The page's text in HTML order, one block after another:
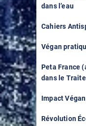
dans l’eau
Cahiers
Végan
Peta France
dans le
Impact
Révolution